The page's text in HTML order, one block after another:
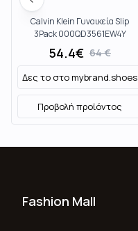
Calvin Klein Γυναικεία Slip
3Pack 000QD3561EW4Y
54.4€ 64€
Δες το στοmybrand.shoes
Προβολή προϊόντος
Fashion Mall